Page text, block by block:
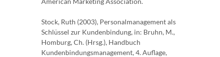
Stock, Ruth (2003), Personalmanagement als
Schlüssel zur Kundenbindung, in: Bruhn, M.,
Homburg, Ch. (Hrsg.), Handbuch
Kundenbindungsmanagement, 4. Auflage,